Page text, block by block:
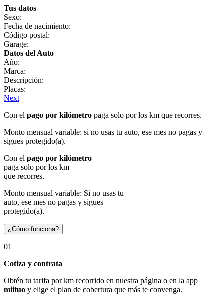
Tus datos
Sexo:
Fecha de nacimiento:
Código postal:
Garage:
Datos del Auto
Año:
Marca:
Descripción:
Placas:
Next
Con el pago por kilómetro paga solo por los km que recorres.
Monto mensual variable: si no usas tu auto, ese mes no pagas y
sigues protegido(a).
Con el pago por kilómetro
paga solo por los km
que recorres.
Monto mensual variable: Si no usas tu
auto, ese mes no pagas y sigues
protegido(a).
¿Cómo funciona?
01
Cotiza y contrata
Obtén tu tarifa por km recorrido en nuestra página o en la app
miituo y elige el plan de cobertura que más te convenga.